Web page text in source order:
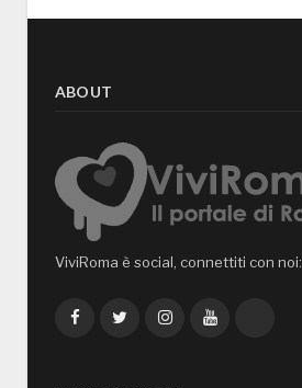
ABOUT
ViviRoma è social, connettiti con noi:
FacebookTwitterInstagramYouTube